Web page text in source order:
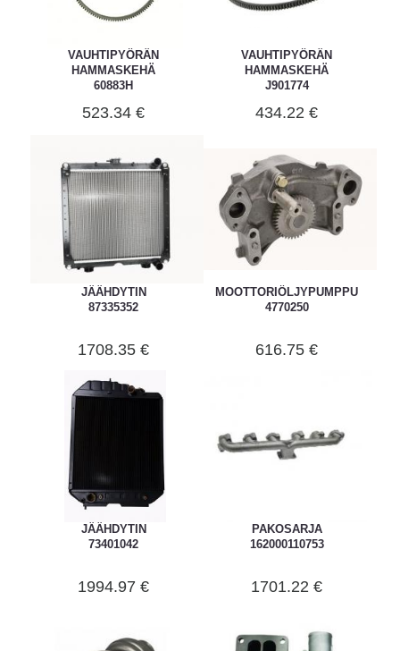
VAUHTIPYÖRÄN
HAMMASKEHÄ
60883H
523.34 €
VAUHTIPYÖRÄN
HAMMASKEHÄ
J901774
434.22 €
JÄÄHDYTIN
87335352
1708.35 €
MOOTTORIÖLJYPUMPPU
4770250
616.75 €
JÄÄHDYTIN
73401042
1994.97 €
PAKOSARJA
162000110753
1701.22 €